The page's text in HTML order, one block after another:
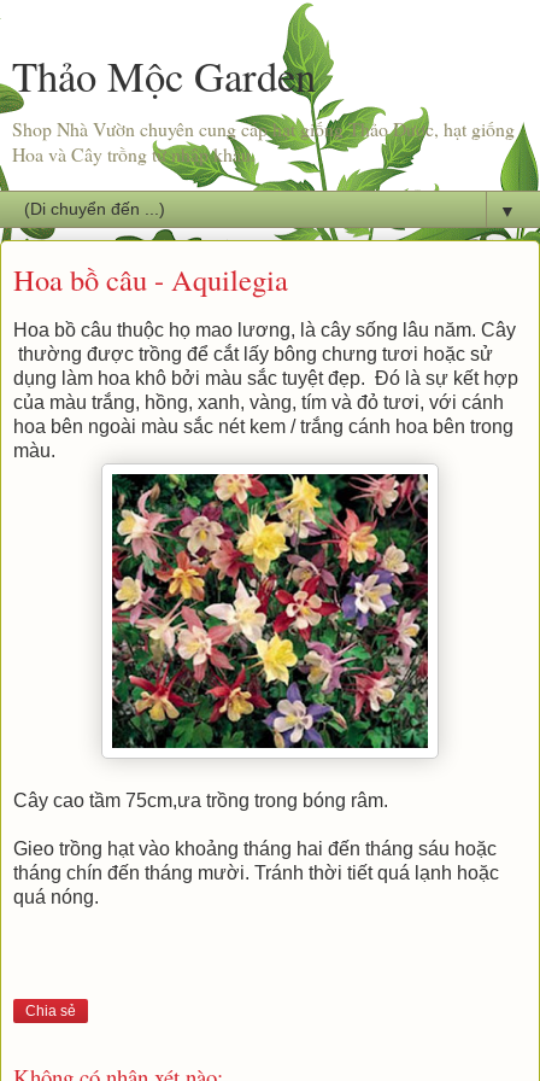
Thảo Mộc Garden
Shop Nhà Vườn chuyên cung cấp hạt giống Thảo Dược, hạt giống
Hoa và Cây trồng từ nhập khẩu.
▼
Hoa bồ câu - Aquilegia
Hoa bồ câu thuộc họ mao lương, là cây sống lâu năm. Cây
thường được trồng để cắt lấy bông chưng tươi hoặc sử
dụng làm hoa khô bởi màu sắc tuyệt đẹp. Đó là sự kết hợp
của màu trắng, hồng, xanh, vàng, tím và đỏ tươi, với cánh
hoa bên ngoài màu sắc nét kem / trắng cánh hoa bên trong
màu.
Cây cao tầm 75cm,ưa trồng trong bóng râm.
Gieo trồng hạt vào khoảng tháng hai đến tháng sáu hoặc
tháng chín đến tháng mười. Tránh thời tiết quá lạnh hoặc
quá nóng.
Chia sẻ